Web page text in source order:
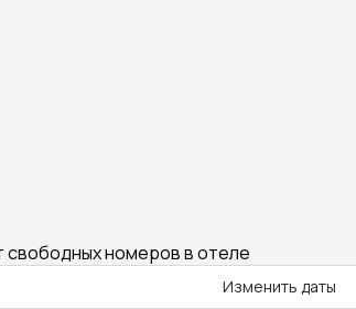
номеров в отеле
Изменить даты